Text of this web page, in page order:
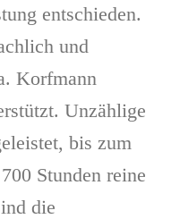
entschieden.
und
Korfmann
Unzählige
bis zum
Stunden reine
die